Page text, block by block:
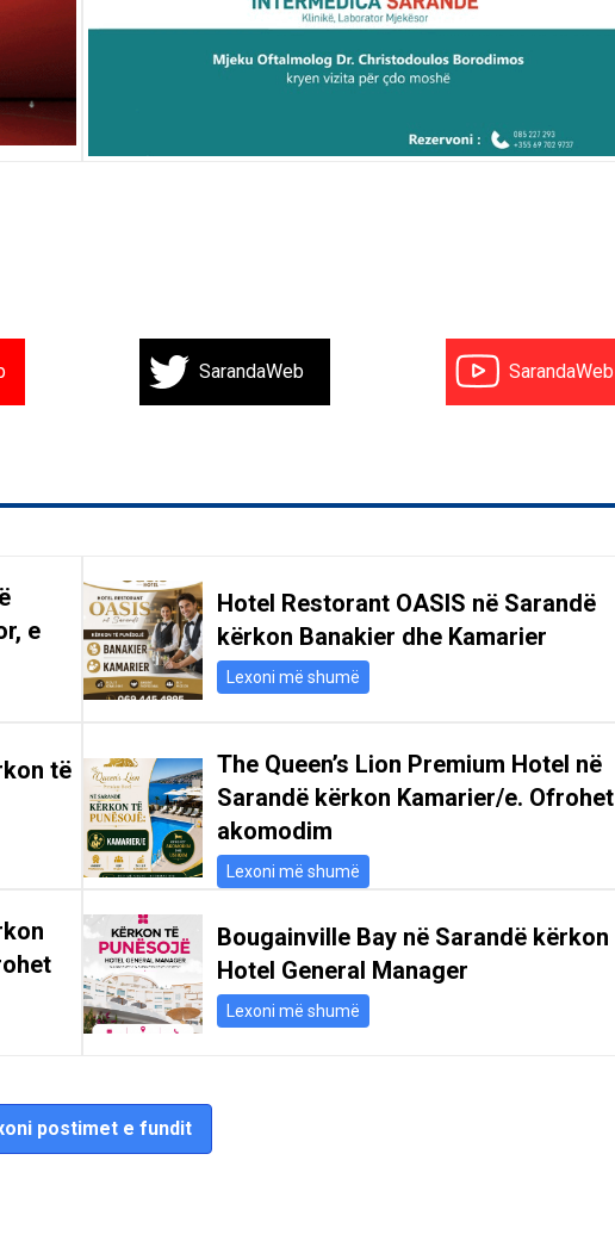
SarandaWeb SarandaWeb
e
Hotel Restorant OASIS në Sarandë
kërkon Banakier dhe Kamarier
Lexoni më shumë
të
The Queen’s Lion Premium Hotel në
Sarandë kërkon Kamarier/e. Ofrohet
akomodim
Lexoni më shumë
Bougainville Bay në Sarandë kërkon
Hotel General Manager
Lexoni më shumë
postimet e fundit